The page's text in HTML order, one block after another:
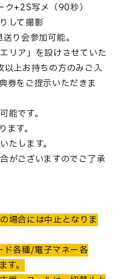
ク+2S写メ（90秒）
して撮影
り会参加可能。
リア」を設けさせていた
以上お持ちの方のみご入
券をご提示いただきま
です。
す。
たします。
がございますのでご了承
場合には中止となりま
ド各種/電子マネー各
。